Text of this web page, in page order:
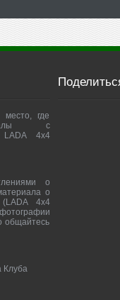
где
с
LADA 4x4
о
о
4x4
общайтесь
Клуба